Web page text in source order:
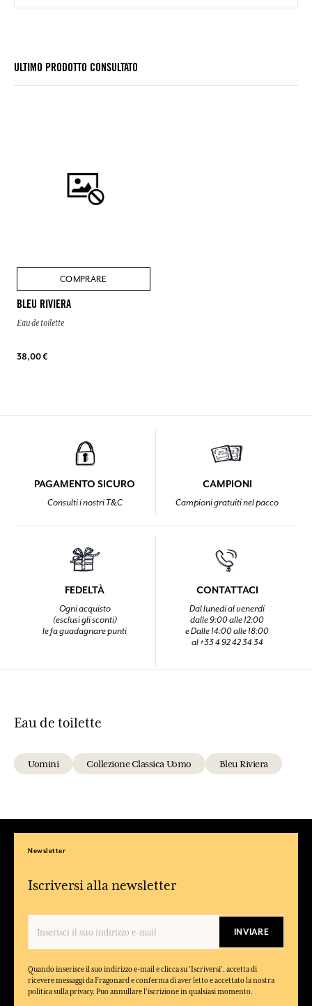
ULTIMO PRODOTTO CONSULTATO
COMPRARE
BLEU RIVIERA
Eau de toilette
38,00 €
PAGAMENTO SICURO
Consulti i nostri T&C
CAMPIONI
Campioni gratuiti nel pacco
FEDELTÀ
Ogni acquisto
(esclusi gli sconti)
le fa guadagnare punti
CONTATTACI
Dal lunedi al venerdi
dalle 9:00 alle 12:00
e Dalle 14:00 alle 18:00
al +33 4 92 42 34 34
Eau de toilette
Uomini Collezione Classica Uomo Bleu Riviera
Newsletter
Iscriversi alla newsletter
INVIARE
Quando inserisce il suo indirizzo e-mail e clicca su 'Iscriversi', accetta di
ricevere messaggi da Fragonard e conferma di aver letto e accettato la nostra
politica sulla privacy. Puo annullare l'iscrizione in qualsiasi momento.